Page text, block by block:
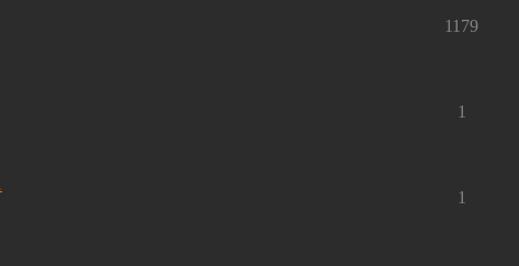
1179
1
1